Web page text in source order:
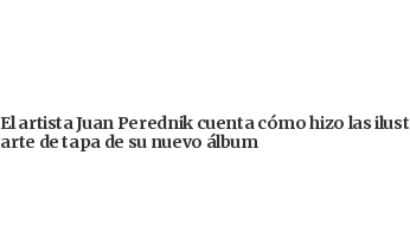
El artista Juan Perednik cuenta cómo hizo las
arte de tapa de su nuevo álbum